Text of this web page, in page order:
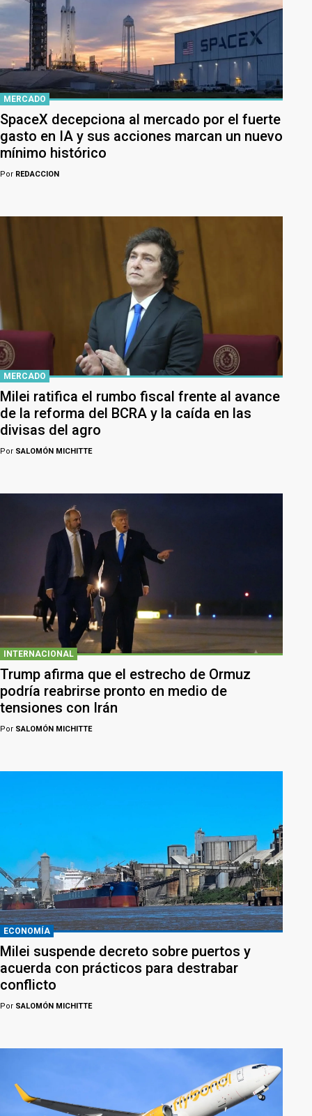
MERCADO
SpaceX decepciona al mercado por el fuerte
gasto en IA y sus acciones marcan un nuevo
mínimo histórico
Por REDACCION
MERCADO
Milei ratifica el rumbo fiscal frente al avance
de la reforma del BCRA y la caída en las
divisas del agro
Por SALOMÓN MICHITTE
INTERNACIONAL
Trump afirma que el estrecho de Ormuz
podría reabrirse pronto en medio de
tensiones con Irán
Por SALOMÓN MICHITTE
ECONOMÍA
Milei suspende decreto sobre puertos y
acuerda con prácticos para destrabar
conflicto
Por SALOMÓN MICHITTE